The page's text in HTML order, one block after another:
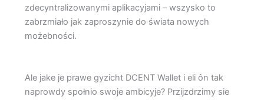
zdecyntralizowanymi aplikacyjami – wszysko to
zabrzmiało jak zaproszynie do świata nowych
możebności.
Ale jake je prawe gyzicht DCENT Wallet i eli ôn tak
naprowdy społnio swoje ambicyje? Przijzdrzimy sie